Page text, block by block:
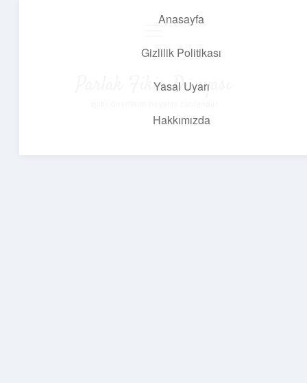
Anasayfa
Gizlilik Politikası
Yasal Uyarı
Hakkımızda
Parlak Fikir Dünyası